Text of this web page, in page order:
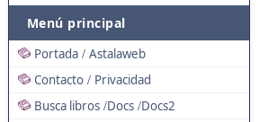
Menú principal
Portada / Astalaweb
Contacto / Privacidad
Busca libros /Docs /Docs2